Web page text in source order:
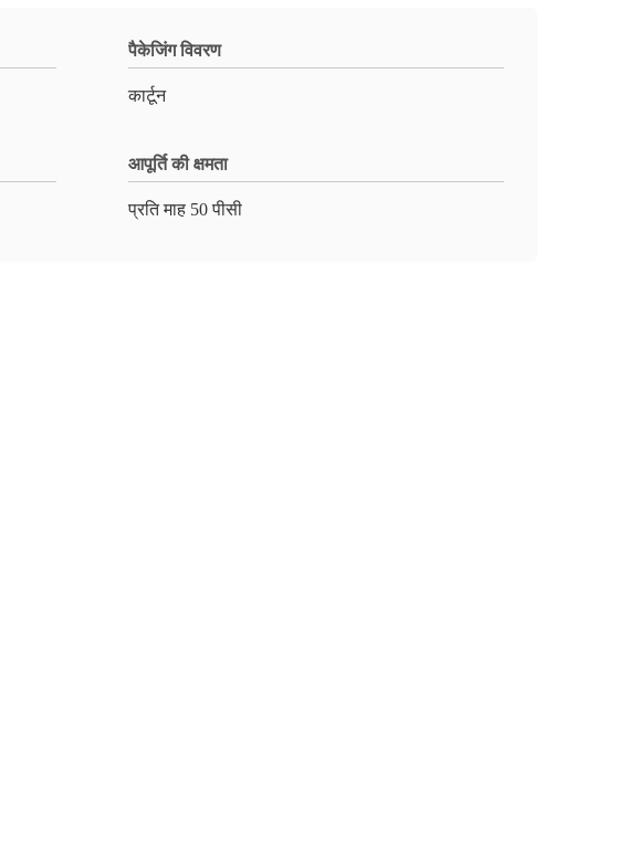
पैकेजिंग विवरण
कार्टून
आपूर्ति की क्षमता
प्रति माह 50 पीसी